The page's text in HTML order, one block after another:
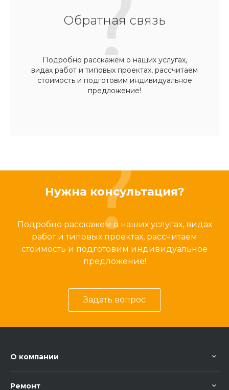
Обратная связь
Подробно расскажем о наших услугах,
видах работ и типовых проектах, рассчитаем
стоимость и подготовим индивидуальное
предложение!
Нужна консультация?
Подробно расскажем о наших услугах, видах
работ и типовых проектах, рассчитаем
стоимость и подготовим индивидуальное
предложение!
Задать вопрос
О компании
Ремонт